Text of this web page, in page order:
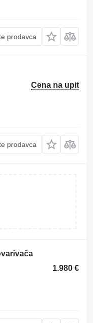
prodavca
Cena na upit
prodavca
1.980 €